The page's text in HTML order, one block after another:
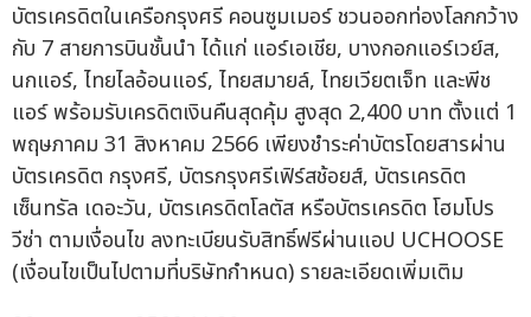
บัตรเครดิตในเครือกรุงศรี คอนซูมเมอร์ ชวนออกท่องโลกกว้าง
กับ 7 สายการบินชั้นนำ ได้แก่ แอร์เอเชีย, บางกอกแอร์เวย์ส,
นกแอร์, ไทยไลอ้อนแอร์, ไทยสมายล์, ไทยเวียตเจ็ท และพีช
แอร์ พร้อมรับเครดิตเงินคืนสุดคุ้ม สูงสุด 2,400 บาท ตั้งแต่ 1
พฤษภาคม 31 สิงหาคม 2566 เพียงชำระค่าบัตรโดยสารผ่าน
บัตรเครดิต กรุงศรี, บัตรกรุงศรีเฟิร์สช้อยส์, บัตรเครดิต
เซ็นทรัล เดอะวัน, บัตรเครดิตโลตัส หรือบัตรเครดิต โฮมโปร
วีซ่า ตามเงื่อนไข ลงทะเบียนรับสิทธิ์ฟรีผ่านแอป UCHOOSE
(เงื่อนไขเป็นไปตามที่บริษัทกำหนด) รายละเอียดเพิ่มเติม